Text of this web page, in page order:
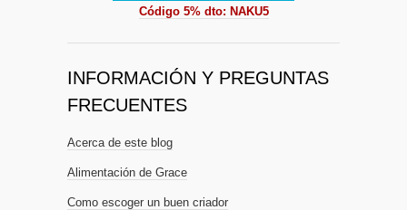
Código 5% dto: NAKU5
INFORMACIÓN Y PREGUNTAS
FRECUENTES
Acerca de este blog
Alimentación de Grace
Como escoger un buen criador